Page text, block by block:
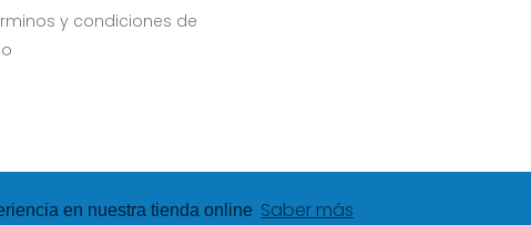
en nuestra tienda online Saber más
y condiciones de